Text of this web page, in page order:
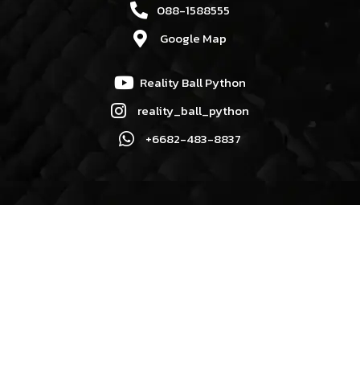
088-1588555
Google Map
Reality Ball Python
reality_ball_python
+6682-483-8837